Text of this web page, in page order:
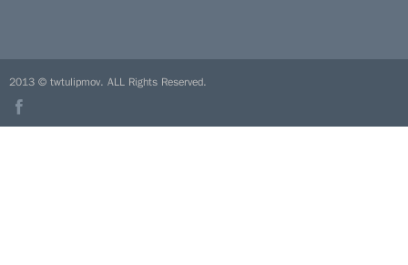
2013 © twtulipmov. ALL Rights Reserved.